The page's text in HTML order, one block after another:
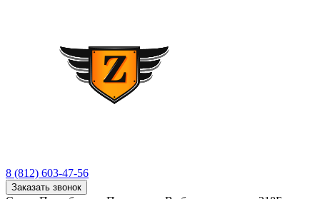
8 (812) 603-47-56
Заказать звонок